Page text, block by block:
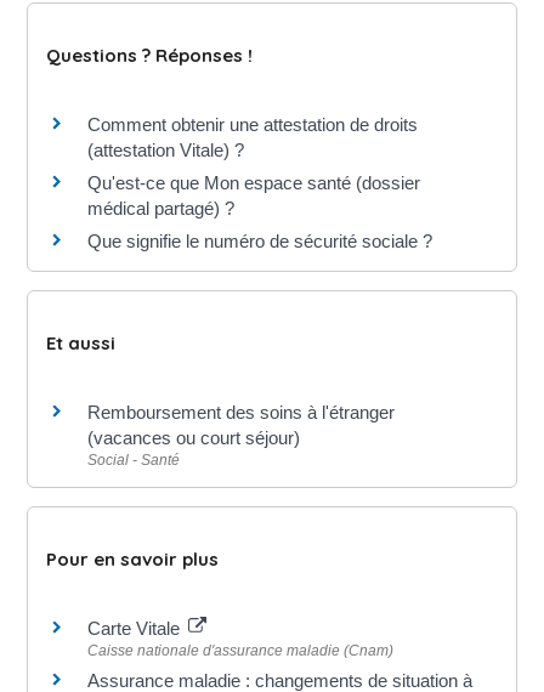
Questions ? Réponses !
Comment obtenir une attestation de droits
(attestation Vitale) ?
Qu'est-ce que Mon espace santé (dossier
médical partagé) ?
Que signifie le numéro de sécurité sociale ?
Et aussi
Remboursement des soins à l'étranger
(vacances ou court séjour)
Social - Santé
Pour en savoir plus
Carte Vitale
Caisse nationale d'assurance maladie (Cnam)
Assurance maladie : changements de situation à